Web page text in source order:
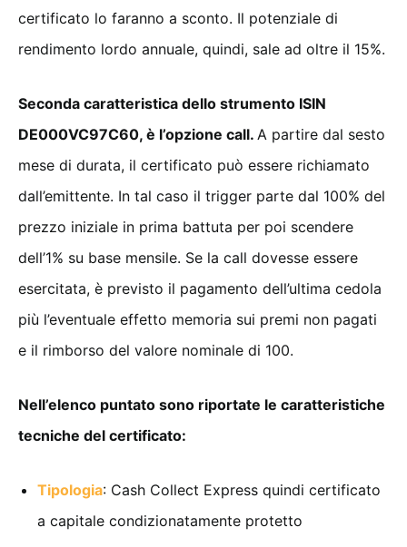
certificato lo faranno a sconto. Il potenziale di
rendimento lordo annuale, quindi, sale ad oltre il 15%.
Seconda caratteristica dello strumento ISIN
DE000VC97C60, è l’opzione call. A partire dal sesto
mese di durata, il certificato può essere richiamato
dall’emittente. In tal caso il trigger parte dal 100% del
prezzo iniziale in prima battuta per poi scendere
dell’1% su base mensile. Se la call dovesse essere
esercitata, è previsto il pagamento dell’ultima cedola
più l’eventuale effetto memoria sui premi non pagati
e il rimborso del valore nominale di 100.
Nell’elenco puntato sono riportate le caratteristiche
tecniche del certificato:
Tipologia: Cash Collect Express quindi certificato
a capitale condizionatamente protetto